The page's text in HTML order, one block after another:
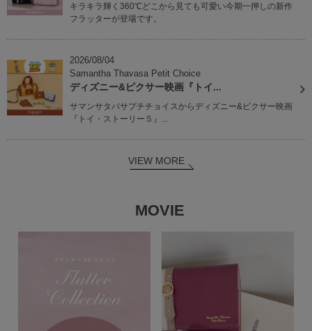
キラキラ輝く360℃どこから見ても可愛い今期一押しの新作
フラッターが登場です。
2026/08/04
Samantha Thavasa Petit Choice
ディズニー&ピクサー映画『トイ...
サマンサタバサプチチョイスからディズニー&ピクサー映画
『トイ・ストーリー５』...
VIEW MORE
MOVIE